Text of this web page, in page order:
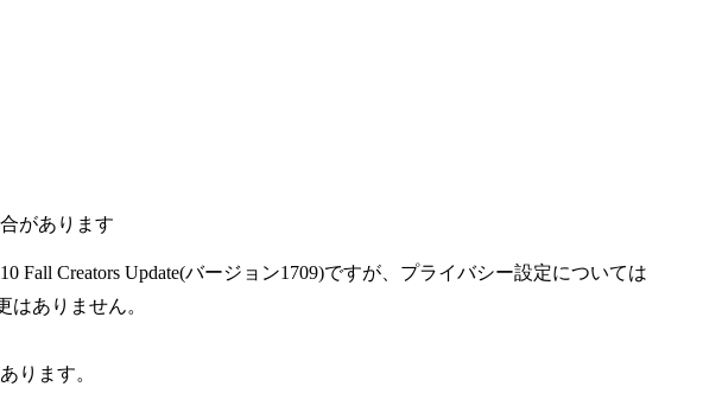
があります
Fall Creators Update(バージョン1709)ですが、プライバシー設定については
はありません。
ります。